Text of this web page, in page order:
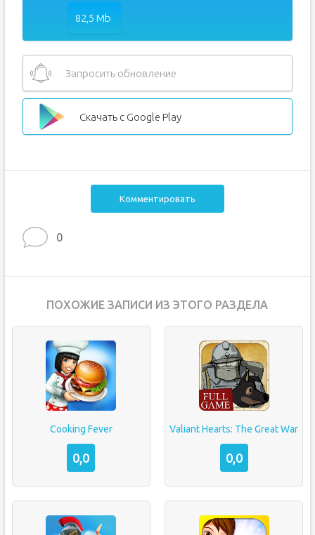
82,5 Mb
Запросить обновление
Скачать с Google Play
Комментировать
0
ПОХОЖИЕ ЗАПИСИ ИЗ ЭТОГО РАЗДЕЛА
Cooking Fever
0,0
Valiant Hearts: The Great War
0,0